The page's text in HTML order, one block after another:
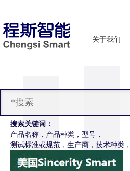
关于我们
搜索关键词：
产品名称，产品种类，型号，
测试标准或规范，生产商，技术种类